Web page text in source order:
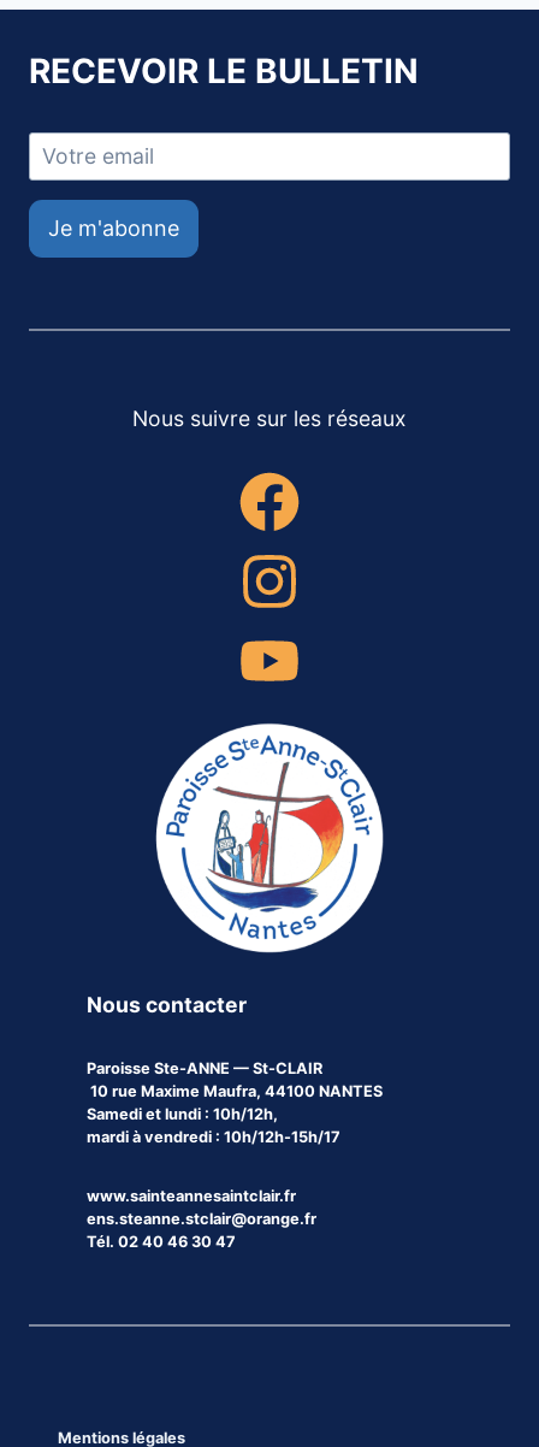
RECEVOIR LE BULLETIN
Je m'abonne
Nous suivre sur les réseaux
Nous contacter
Paroisse Ste-ANNE — St-CLAIR
10 rue Maxime Maufra, 44100 NANTES
Samedi et lundi : 10h/12h,
mardi à vendredi : 10h/12h-15h/17
www.sainteannesaintclair.fr
ens.steanne.stclair@orange.fr
Tél. 02 40 46 30 47
Mentions légales